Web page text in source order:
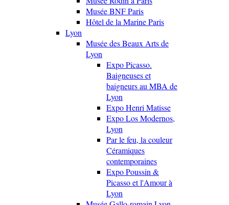
Musée BNF Paris
Hôtel de la Marine Paris
Lyon
Musée des Beaux Arts de
Lyon
Expo Picasso.
Baigneuses et
baigneurs au MBA de
Lyon
Expo Henri Matisse
Expo Los Modernos,
Lyon
Par le feu, la couleur
Céramiques
contemporaines
Expo Poussin &
Picasso et l'Amour à
Lyon